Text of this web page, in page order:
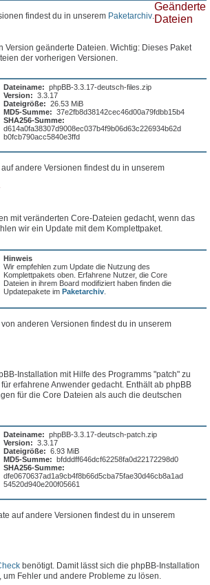
findest du in unserem Paketarchiv.
Geänderte
Dateien
Version geänderte Dateien. Wichtig: Dieses Paket
der vorherigen Versionen.
Dateiname: phpBB-3.3.17-deutsch-files.zip
Version: 3.3.17
Dateigröße: 26.53 MiB
MD5-Summe: 37e2fb8d38142cec46d00a79fdbb15b4
SHA256-Summe:
d614a0fa38307d9008ec037b4f9b06d63c226934b62d
b0fcb790acc5840e3ffd
andere Versionen findest du in unserem
mit veränderten Core-Dateien gedacht, wenn das
wir ein Update mit dem Komplettpaket.
Hinweis
Wir empfehlen zum Update die Nutzung des
Komplettpakets oben. Erfahrene Nutzer, die Core
Dateien in ihrem Board modifiziert haben finden die
Updatepakete imPaketarchiv
anderen Versionen findest du in unserem
Installation mit Hilfe des Programms "patch" zu
erfahrene Anwender gedacht. Enthält ab phpBB
für die Core Dateien als auch die deutschen
Dateiname: phpBB-3.3.17-deutsch-patch.zip
Version: 3.3.17
Dateigröße: 6.93 MiB
MD5-Summe: bfdddff646dcf62258fa0d22172298d0
SHA256-Summe:
dfe0670637ad1a9cb4f8b66d5cba75fae30d46cb8a1ad
54520d940e200f05661
auf andere Versionen findest du in unserem
benötigt. Damit lässt sich die phpBB-Installation
Fehler und andere Probleme zu lösen.